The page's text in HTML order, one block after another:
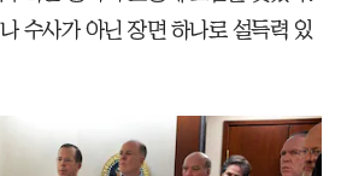
수사가 아닌 장면 하나로 설득력 있